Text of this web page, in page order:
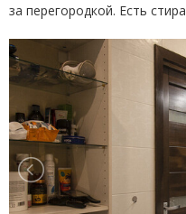
за перегородкой. Есть